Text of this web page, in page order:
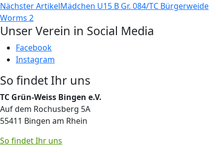
Nächster ArtikelMädchen U15 B Gr. 084/TC Bürgerweide
Worms 2
Unser Verein in Social Media
Facebook
Instagram
So findet Ihr uns
TC Grün-Weiss Bingen e.V.
Auf dem Rochusberg 5A
55411 Bingen am Rhein
So findet Ihr uns